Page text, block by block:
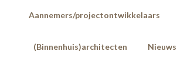
Aannemers/projectontwikkelaars
(Binnenhuis)architecten Nieuws